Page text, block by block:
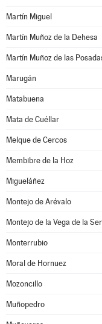
Martín Miguel
Martín Muñoz de la Dehesa
Martín Muñoz de las
Marugán
Matabuena
Mata de Cuéllar
Melque de Cercos
Membibre de la Hoz
Migueláñez
Montejo de Arévalo
Montejo de la Vega de la
Monterrubio
Moral de Hornuez
Mozoncillo
Muñopedro